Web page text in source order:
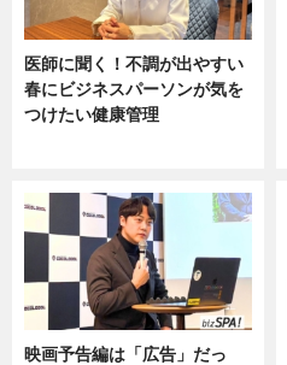
医師に聞く！不調が出やすい
春にビジネスパーソンが気を
つけたい健康管理
映画予告編は「広告」だっ